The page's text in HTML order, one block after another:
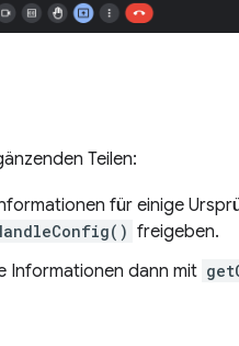
Teilen:
für einige
freigeben.
Informationen dann mit